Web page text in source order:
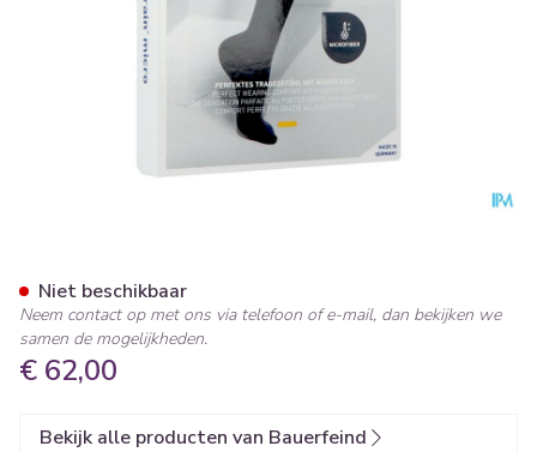
€ 62,00
Niet beschikbaar
Neem contact op met ons via telefoon of e-mail, dan bekijken we
samen de mogelijkheden.
Bekijk alle producten van Bauerfeind